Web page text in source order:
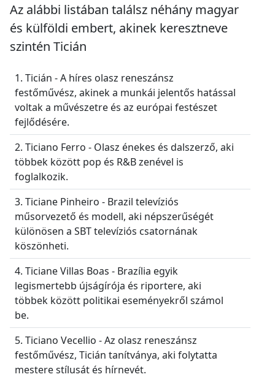
Az alábbi listában találsz néhány magyar
és külföldi embert, akinek keresztneve
szintén Ticián
1. Ticián - A híres olasz reneszánsz
festőművész, akinek a munkái jelentős hatással
voltak a művészetre és az európai festészet
fejlődésére.
2. Ticiano Ferro - Olasz énekes és dalszerző, aki
többek között pop és R&B zenével is
foglalkozik.
3. Ticiane Pinheiro - Brazil televíziós
műsorvezető és modell, aki népszerűségét
különösen a SBT televíziós csatornának
köszönheti.
4. Ticiane Villas Boas - Brazília egyik
legismertebb újságírója és riportere, aki
többek között politikai eseményekről számol
be.
5. Ticiano Vecellio - Az olasz reneszánsz
festőművész, Ticián tanítványa, aki folytatta
mestere stílusát és hírnevét.